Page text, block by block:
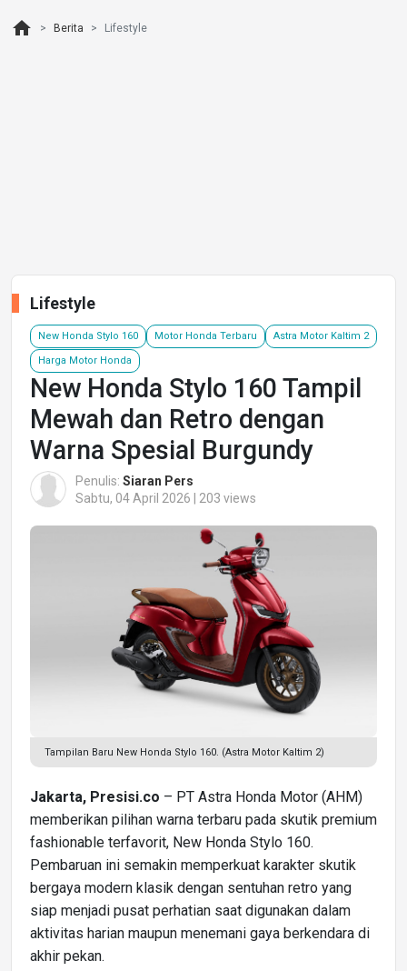
home Berita Lifestyle
Lifestyle
New Honda Stylo 160 Motor Honda Terbaru Astra Motor Kaltim 2
Harga Motor Honda
New Honda Stylo 160 Tampil
Mewah dan Retro dengan
Warna Spesial Burgundy
Penulis: Siaran Pers
Sabtu, 04 April 2026 | 203 views
Tampilan Baru New Honda Stylo 160. (Astra Motor Kaltim 2)
Jakarta, Presisi.co – PT Astra Honda Motor (AHM)
memberikan pilihan warna terbaru pada skutik premium
fashionable terfavorit, New Honda Stylo 160.
Pembaruan ini semakin memperkuat karakter skutik
bergaya modern klasik dengan sentuhan retro yang
siap menjadi pusat perhatian saat digunakan dalam
aktivitas harian maupun menemani gaya berkendara di
akhir pekan.